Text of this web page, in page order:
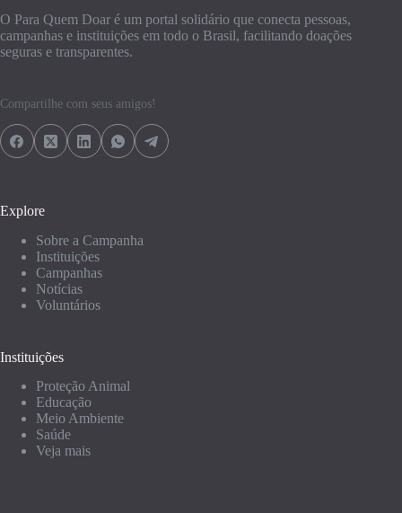
O Para Quem Doar é um portal solidário que conecta pessoas,
campanhas e instituições em todo o Brasil, facilitando doações
seguras e transparentes.
Compartilhe com seus amigos!
Explore
Sobre a Campanha
Instituições
Campanhas
Notícias
Voluntários
Instituições
Proteção Animal
Educação
Meio Ambiente
Saúde
Veja mais